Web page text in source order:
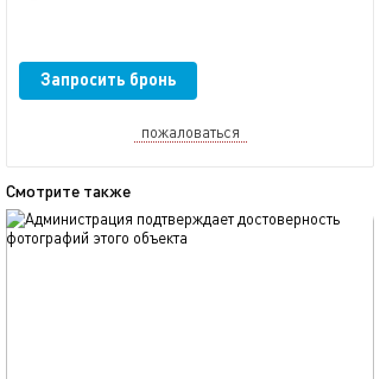
Запросить бронь
пожаловаться
Смотрите также
обновлено 12.10.2025